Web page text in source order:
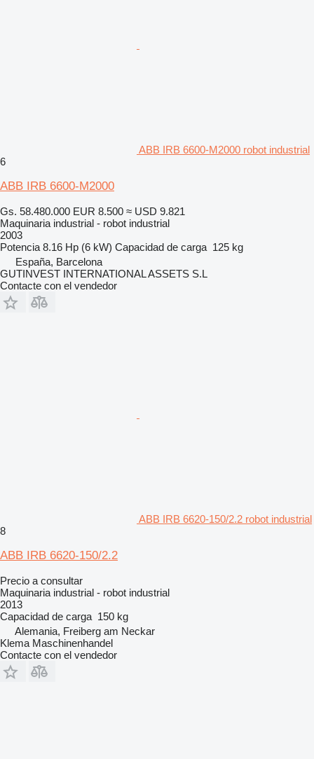
ABB IRB 6600-M2000 robot industrial
6
ABB IRB 6600-M2000
Gs. 58.480.000 EUR 8.500 ≈ USD 9.821
Maquinaria industrial - robot industrial
2003
Potencia 8.16 Hp (6 kW) Capacidad de carga 125 kg
España, Barcelona
GUTINVEST INTERNATIONAL ASSETS S.L
Contacte con el vendedor
ABB IRB 6620-150/2.2 robot industrial
8
ABB IRB 6620-150/2.2
Precio a consultar
Maquinaria industrial - robot industrial
2013
Capacidad de carga 150 kg
Alemania, Freiberg am Neckar
Klema Maschinenhandel
Contacte con el vendedor